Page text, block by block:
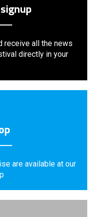
receive all the news
directly in your
are available at our